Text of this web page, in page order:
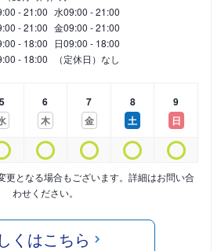
- 21:00 水09:00 - 21:00
- 21:00 金09:00 - 21:00
- 18:00 日09:00 - 18:00
- 18:00 （定休日）なし
5
6
木
7
金
8
土
9
日
更となる場合もございます。詳細はお問い合
わせください。
くはこちら